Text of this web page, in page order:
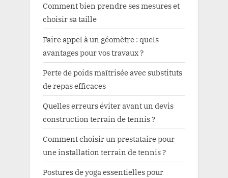
Comment bien prendre ses mesures et
choisir sa taille
Faire appel à un géomètre : quels
avantages pour vos travaux ?
Perte de poids maîtrisée avec substituts
de repas efficaces
Quelles erreurs éviter avant un devis
construction terrain de tennis ?
Comment choisir un prestataire pour
une installation terrain de tennis ?
Postures de yoga essentielles pour